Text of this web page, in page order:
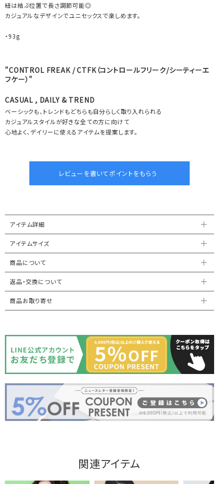
紐は結ぶ位置で長さ調節可能◎
カジュアルなデザインでユニセックスで楽しめます。
・93g
"CONTROL FREAK / CTFK（コントロールフリーク/シーティーエ
フケー）"
CASUAL , DAILY & TREND
ベーシックも、トレンドもどちらも自分らしく取り入れられる
カジュアルスタイルが好きな全ての方に向けて
心地よく、デイリーに使えるアイテムを提案します。
アイテム詳細
アイテムサイズ
商品について
返品・交換について
商品お取り寄せ
関連アイテム